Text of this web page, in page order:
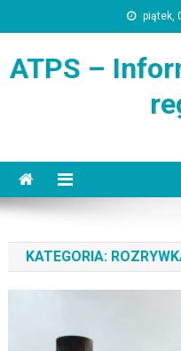
to
piątek,
ATPS –
KATEGORIA: